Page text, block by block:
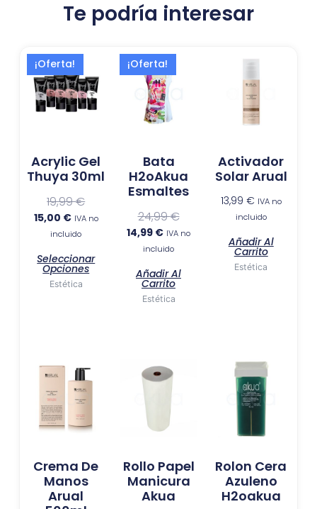
Te podría interesar
¡Oferta!
Acrylic Gel
Thuya 30ml
19,99€
precio
original
era:
15,00 €
El
precio
actual
es:
IVA no
incluido
Seleccionar
Opciones
producto
múltiples
opciones
pueden
producto
Estética
¡Oferta!
Bata
H2oAkua
Esmaltes
24,99€
14,99 €
El
precio
actual
es:
14,99 €.
IVA no
incluido
Añadir Al
Carrito
Estética
Activador
Solar Arual
13,99 € IVA no
incluido
Añadir Al
Carrito
Estética
Crema De
Manos
Arual
Rollo Papel
Manicura
Akua
Rolon Cera
Azuleno
H2oakua